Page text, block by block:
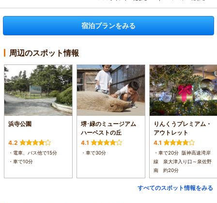
宿泊プランをみる
周辺のスポット情報
浜寺公園
4.2
・電車、バス他で15分
・車で10分
堺･緑のミュージアム
ハーベストの丘
4.1
・車で30分
りんくうプレミアム・
アウトレット
4.1
・車で20分 阪神高速湾岸
線 泉大津入り口～泉佐野
南 約20分
すべてのスポット情報をみる